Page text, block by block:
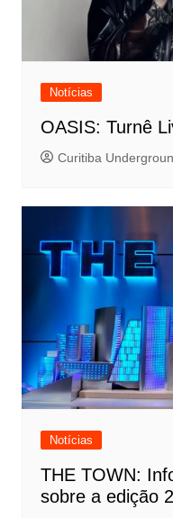
Notícias
OASIS: Turnê
Curitiba
Notícias
THE TOWN:
sobre a edição